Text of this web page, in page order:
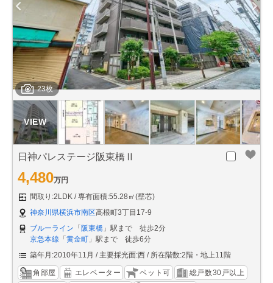
23枚
日神パレステージ阪東橋Ⅱ
4,480万円
間取り:2LDK
専有面積:55.28㎡(壁芯)
神奈川県横浜市南区高根町3丁目17-9
ブルーライン 「阪東橋 」駅まで 徒歩2分
京急本線 「黄金町 」駅まで 徒歩6分
築年月:2010年11月
主要採光面:西 所在階数:2階・地上11階
角部屋 エレベーター ペット可
総戸数30戸以上